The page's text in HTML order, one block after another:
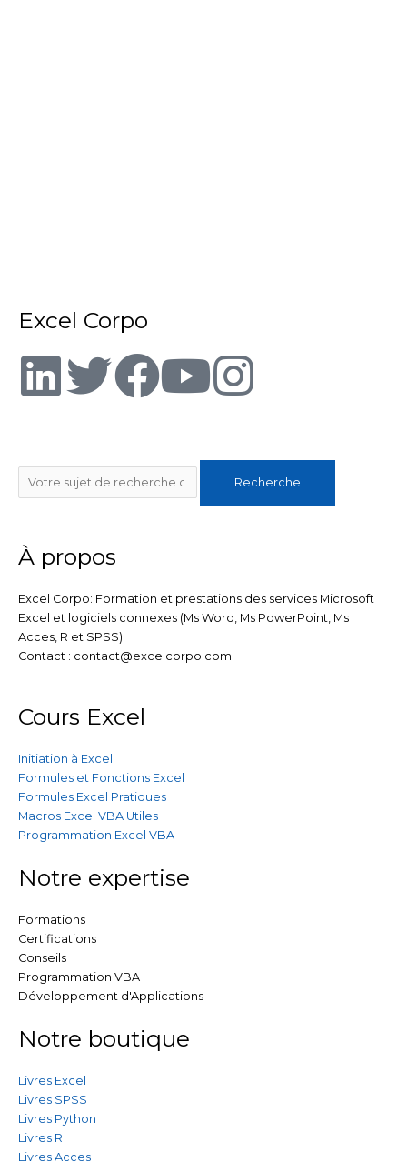
Excel Corpo
L
n
k
e
d
i
T
i
t
t
e
r
F
c
e
o
o
Y
u
t
b
e
I
s
t
g
Rechercher
Recherche
À propos
Excel Corpo: Formation et prestations des services Microsoft
Excel et logiciels connexes (Ms Word, Ms PowerPoint, Ms
Acces, R et SPSS)
Contact : contact@excelcorpo.com
Cours Excel
Initiation à Excel
Formules et Fonctions Excel
Formules Excel Pratiques
Macros Excel VBA Utiles
Programmation Excel VBA
Notre expertise
Formations
Certifications
Conseils
Programmation VBA
Développement d'Applications
Notre boutique
Livres Excel
Livres SPSS
Livres Python
Livres R
Livres Acces